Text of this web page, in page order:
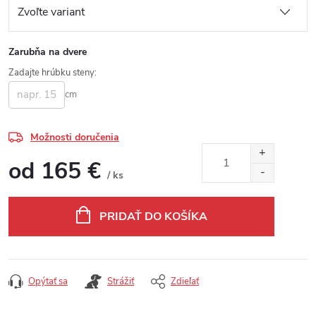
Zarubňa na dvere
Zadajte hrúbku steny:
cm
Možnosti doručenia
od 165 € / ks
PRIDAŤ DO KOŠÍKA
Opýtať sa Strážiť Zdieľať